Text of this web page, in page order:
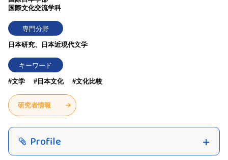
国際文化交流学科
専門分野
日本研究、日本近現代文学
キーワード
#文学 #日本文化 #文化比較
研究者情報
Profile